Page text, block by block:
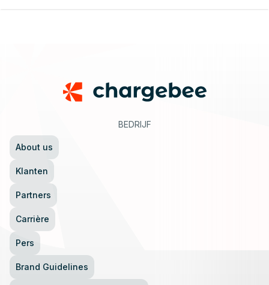
BEDRIJF
About us
Klanten
Partners
Carrière
Pers
Brand Guidelines